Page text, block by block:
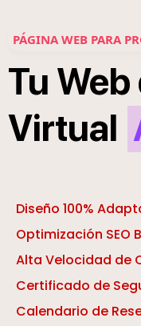
PÁGINA WEB PARA
Tu Web
Virtual
Diseño 100%
Optimización SEO
Alta Velocidad de
Certificado de
Calendario de